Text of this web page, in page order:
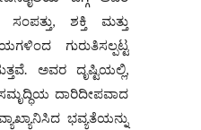
ಶಕ್ತಿ ಮತ್ತು
ಗುರುತಿಸಲ್ಪಟ್ಟ
ಅವರ ದೃಷ್ಟಿಯಲ್ಲಿ,
ದಾರಿದೀಪವಾದ
ಭವ್ಯತೆಯನ್ನು